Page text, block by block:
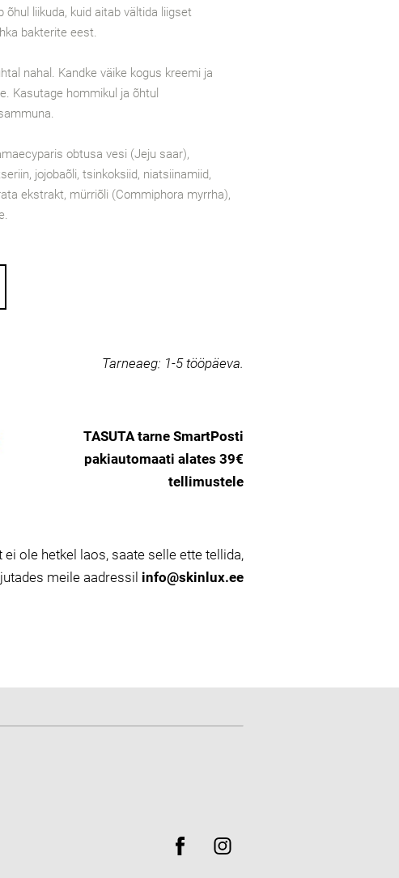
õhul liikuda, kuid aitab vältida liigset
bakterite eest.
nahal. Kandke väike kogus kreemi ja
Kasutage hommikul ja õhtul
obtusa vesi (Jeju saar),
jojobaõli, tsinkoksiid, niatsiinamiid,
ekstrakt, mürriõli (Commiphora myrrha),
Tarneaeg: 1-5 tööpäeva.
TASUTA tarne SmartPosti
pakiautomaati alates 39€
tellimustele
ei ole hetkel laos, saate selle ette tellida,
meile aadressil info@skinlux.ee